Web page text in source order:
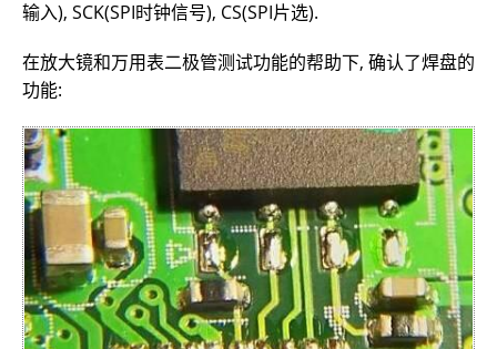
输入), SCK(SPI时钟信号), CS(SPI片选).
在放大镜和万用表二极管测试功能的帮助下, 确认了焊盘的
功能: